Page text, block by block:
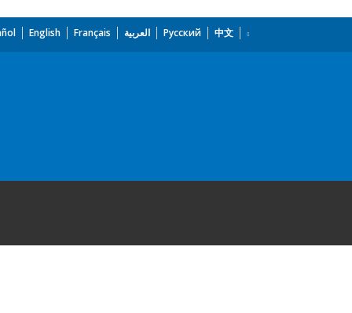
English Français العربية Русский 中文